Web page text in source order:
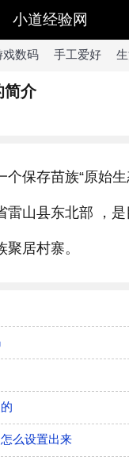
小道经验网
戏数码 手工爱好
简介
个保存苗族“原始
雷山县东北部 ，
居村寨。
么设置出来